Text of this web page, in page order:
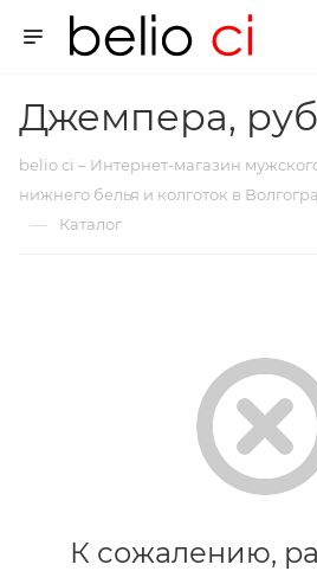
Джемпера,
belio ci – Интернет-магазин
нижнего белья и колготок в
— Каталог
К сожалению,